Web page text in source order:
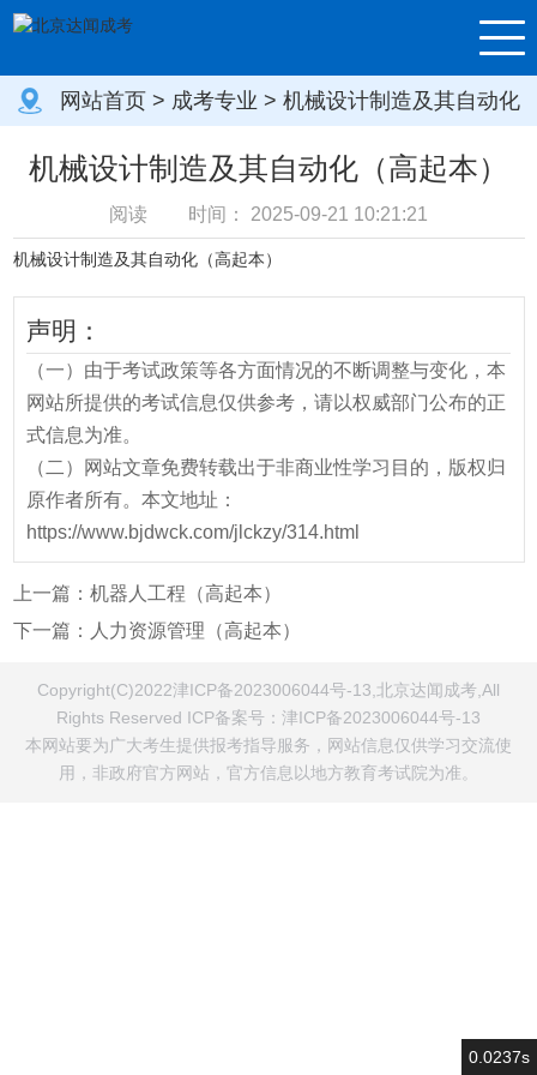
网站首页 > 成考专业 > 机械设计制造及其自动化
（高起本）
机械设计制造及其自动化（高起本）
阅读 时间： 2025-09-21 10:21:21
机械设计制造及其自动化（高起本）
声明：
（一）由于考试政策等各方面情况的不断调整与变化，本
网站所提供的考试信息仅供参考，请以权威部门公布的正
式信息为准。
（二）网站文章免费转载出于非商业性学习目的，版权归
原作者所有。本文地址：
https://www.bjdwck.com/jlckzy/314.html
上一篇： 机器人工程（高起本）
下一篇：
人力资源管理（高起本）
Copyright(C)2022津ICP备2023006044号-13,北京达闻成考,All
Rights Reserved ICP备案号： 津ICP备2023006044号-13
本网站要为广大考生提供报考指导服务，网站信息仅供学习交流使
用，非政府官方网站，官方信息以地方教育考试院为准。
0.0237s